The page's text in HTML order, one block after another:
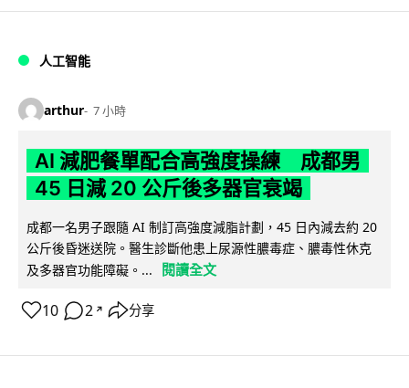
人工智能
arthur 7 小時
AI 減肥餐單配合高強度操練 成都男
45 日減 20 公斤後多器官衰竭
成都一名男子跟隨 AI 制訂高強度減脂計劃，45 日內減去約 20
公斤後昏迷送院。醫生診斷他患上尿源性膿毒症、膿毒性休克
及多器官功能障礙。...
閱讀全文
10 2 ↗ 分享